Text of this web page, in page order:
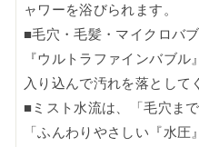
ャワーを浴びられます。
■毛穴・毛髪・マイクロバ
『ウルトラファインバブ
入り込んで汚れを落として
■ミスト水流は、「毛穴ま
「ふんわりやさしい『水